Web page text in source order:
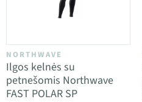
NORTHWAVE
Ilgos kelnės su
petnešomis Northwave
FAST POLAR SP